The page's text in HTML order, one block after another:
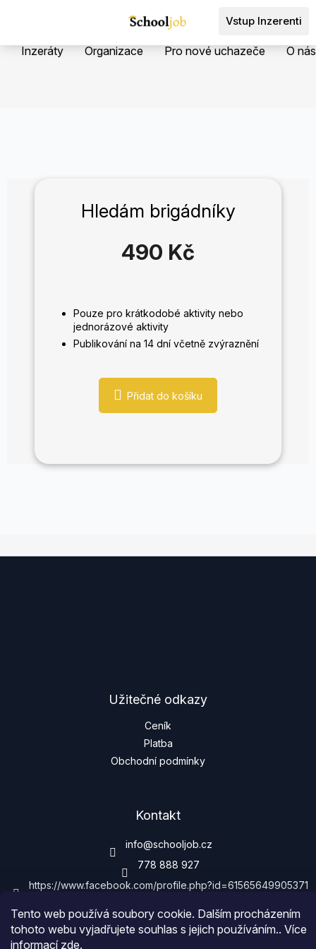
Tento web používá soubory cookie. Dalším procházením
tohoto webu vyjadřujete souhlas s jejich používáním.. Více
informací zde.
Inzeráty Organizace Pro nové uchazeče O nás
Vstup Inzerenti
Hledám brigádníky
490 Kč
Přidat do košíku
Pouze pro krátkodobé aktivity nebo
jednorázové aktivity
Publikování na 14 dní včetně zvýraznění
Užitečné odkazy
Ceník
Platba
Obchodní podmínky
Kontakt
info@schooljob.cz
778 888 927
https://www.facebook.com/profile.php?id=61565649905371